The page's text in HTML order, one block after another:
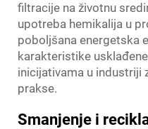
filtracije na životnu
upotreba hemikalija u
poboljšana energetska
karakteristike
inicijativama u industriji
prakse.
Smanjenje i